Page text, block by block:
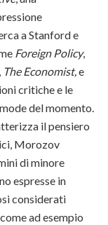
a Stanford e
Foreign Policy,
The Economist,e
critiche e le
del momento.
il pensiero
Morozov
di minore
espresse in
considerati
ad esempio